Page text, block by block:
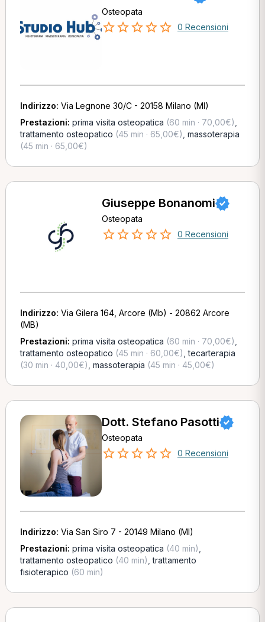
Osteopata
0 Recensioni
Indirizzo: Via Legnone 30/C - 20158 Milano (MI)
Prestazioni: prima visita osteopatica (60 min · 70,00€)
trattamento osteopatico (45 min · 65,00€) massoterapia
(45 min · 65,00€)
Giuseppe Bonanomi
Osteopata
0 Recensioni
Indirizzo: Via Gilera 164, Arcore (Mb) - 20862 Arcore
(MB)
Prestazioni: prima visita osteopatica (60 min · 70,00€)
trattamento osteopatico (45 min · 60,00€) ,tecarterapia
(30 min · 40,00€) massoterapia (45 min · 45,00€)
Dott. Stefano Pasotti
Osteopata
0 Recensioni
Indirizzo: Via San Siro 7 - 20149 Milano (MI)
Prestazioni: prima visita osteopatica (40 min)
trattamento osteopatico (40 min) ,trattamento
fisioterapico (60 min)